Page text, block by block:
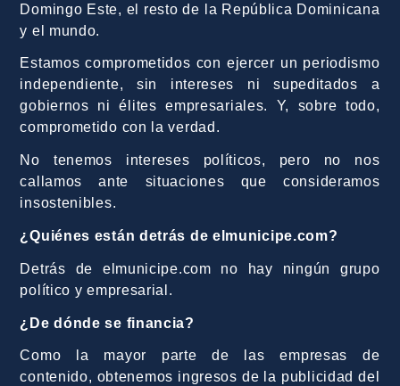
Domingo Este, el resto de la República Dominicana
y el mundo.
Estamos comprometidos con ejercer un periodismo
independiente, sin intereses ni supeditados a
gobiernos ni élites empresariales. Y, sobre todo,
comprometido con la verdad.
No tenemos intereses políticos, pero no nos
callamos ante situaciones que consideramos
insostenibles.
¿Quiénes están detrás de elmunicipe.com?
Detrás de elmunicipe.com no hay ningún grupo
político y empresarial.
¿De dónde se financia?
Como la mayor parte de las empresas de
contenido, obtenemos ingresos de la publicidad del